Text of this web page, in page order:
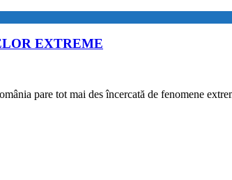
EXTREME
pare tot mai des încercată de fenomene